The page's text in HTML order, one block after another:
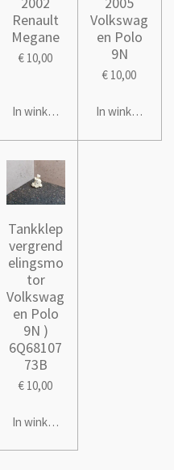
Renault
Megane
€ 10,00
In winkelwagen
Volkswag
en Polo
9N
€ 10,00
In winkelwagen
Tankklep
vergrend
elingsmo
tor
Volkswag
en Polo
9N )
6Q68107
73B
€ 10,00
In winkelwagen